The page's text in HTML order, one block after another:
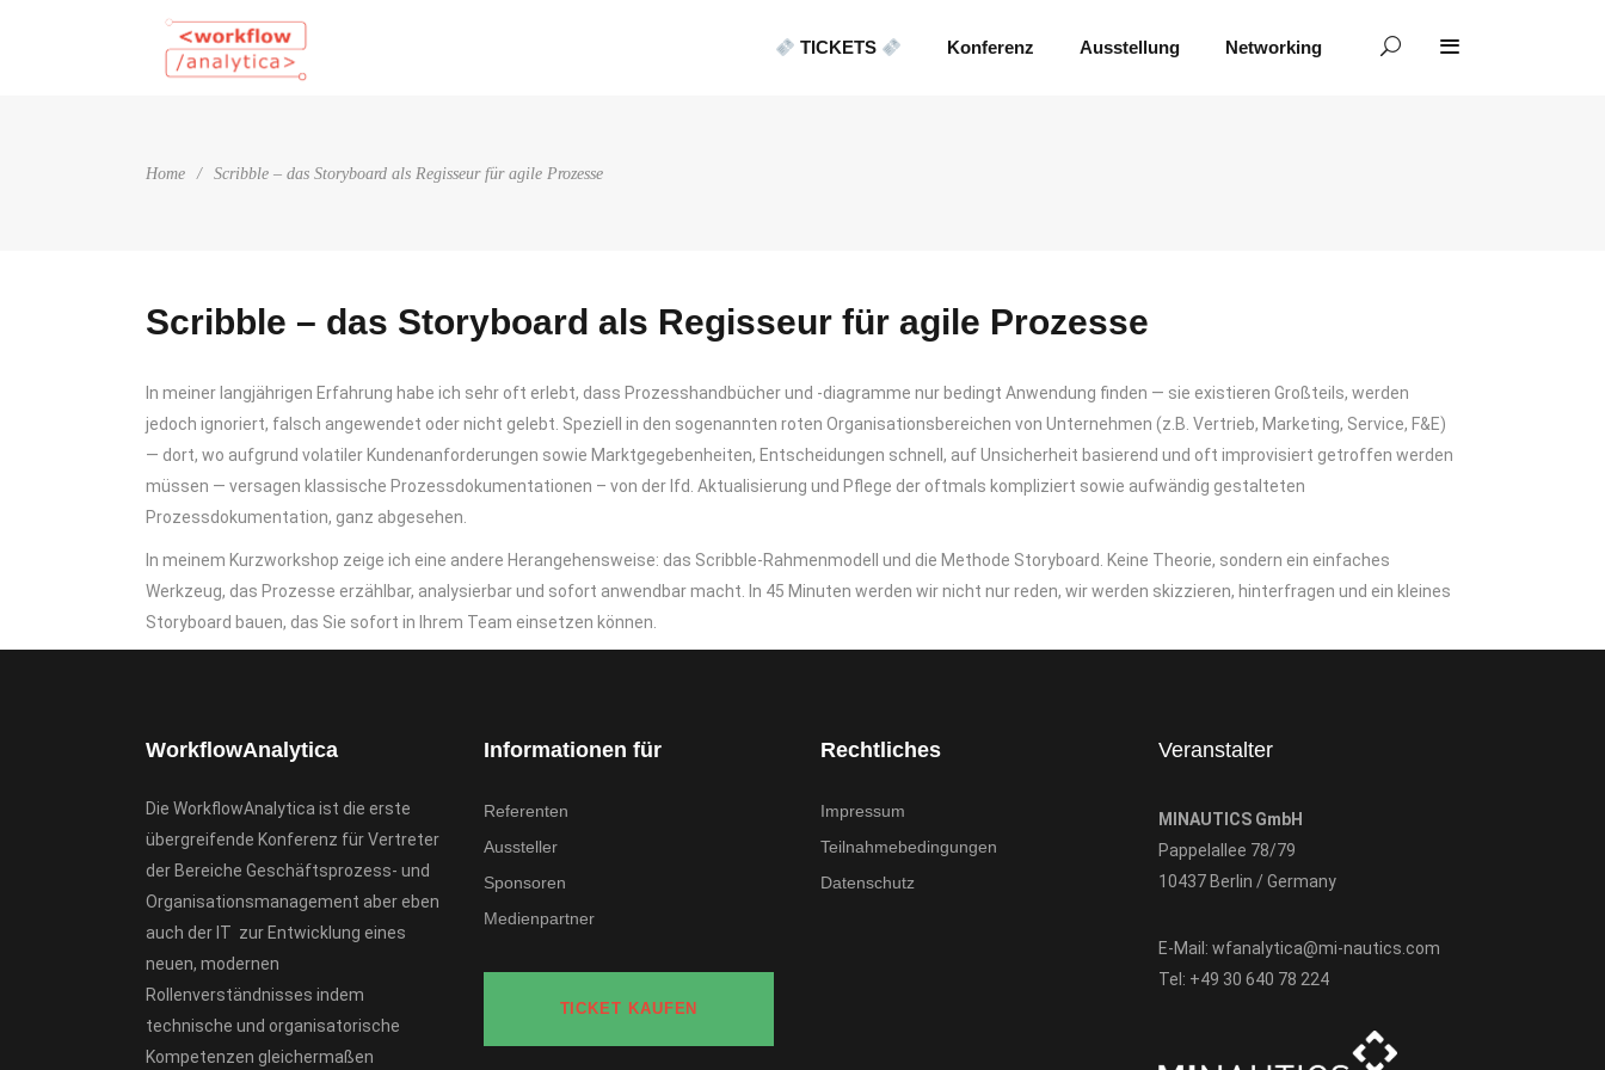
TICKETS Konferenz Ausstellung Networking
Home / Scribble – das Storyboard als Regisseur für agile Prozesse
Scribble – das Storyboard als Regisseur für agile Prozesse
In meiner langjährigen Erfahrung habe ich sehr oft erlebt, dass Prozesshandbücher und -diagramme nur bedingt Anwendung finden — sie existieren Großteils, werden
jedoch ignoriert, falsch angewendet oder nicht gelebt. Speziell in den sogenannten roten Organisationsbereichen von Unternehmen (z.B. Vertrieb, Marketing, Service, F&E)
— dort, wo aufgrund volatiler Kundenanforderungen sowie Marktgegebenheiten, Entscheidungen schnell, auf Unsicherheit basierend und oft improvisiert getroffen werden
müssen — versagen klassische Prozessdokumentationen – von der lfd. Aktualisierung und Pflege der oftmals kompliziert sowie aufwändig gestalteten
Prozessdokumentation, ganz abgesehen.
In meinem Kurzworkshop zeige ich eine andere Herangehensweise: das Scribble‑Rahmenmodell und die Methode Storyboard. Keine Theorie, sondern ein einfaches
Werkzeug, das Prozesse erzählbar, analysierbar und sofort anwendbar macht. In 45 Minuten werden wir nicht nur reden, wir werden skizzieren, hinterfragen und ein kleines
Storyboard bauen, das Sie sofort in Ihrem Team einsetzen können.
WorkflowAnalytica
Die WorkflowAnalytica ist die erste
übergreifende Konferenz für Vertreter
der Bereiche Geschäftsprozess- und
Organisationsmanagement aber eben
auch der IT zur Entwicklung eines
neuen, modernen
Rollenverständnisses indem
technische und organisatorische
Kompetenzen gleichermaßen
Informationen für
Referenten
Aussteller
Sponsoren
Medienpartner
TICKET KAUFEN
Rechtliches
Impressum
Teilnahmebedingungen
Datenschutz
Veranstalter
MINAUTICS GmbH
Pappelallee 78/79
10437 Berlin / Germany
E-Mail: wfanalytica@mi-nautics.com
Tel: +49 30 640 78 224